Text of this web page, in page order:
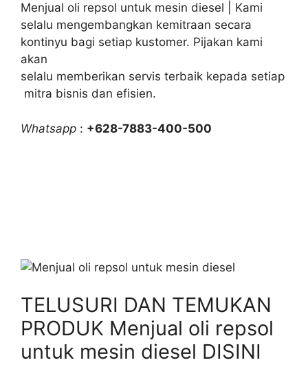
Menjual oli repsol untuk mesin diesel | Kami
selalu mengembangkan kemitraan secara
kontinyu bagi setiap kustomer. Pijakan kami
akan
selalu memberikan servis terbaik kepada setiap
mitra bisnis dan efisien.
Whatsapp : +628-7883-400-500
TELUSURI DAN TEMUKAN
PRODUK Menjual oli repsol
untuk mesin diesel DISINI